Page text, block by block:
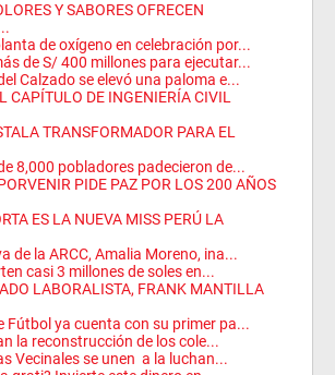
Y SABORES OFRECEN
de oxígeno en celebración por...
de S/ 400 millones para ejecutar...
Calzado se elevó una paloma e...
CAPÍTULO DE INGENIERÍA CIVIL
TRANSFORMADOR PARA EL
8,000 pobladores padecieron de...
PIDE PAZ POR LOS 200 AÑOS
ES LA NUEVA MISS PERÚ LA
de la ARCC, Amalia Moreno, ina...
casi 3 millones de soles en...
LABORALISTA, FRANK MANTILLA
Fútbol ya cuenta con su primer pa...
la reconstrucción de los cole...
Vecinales se unen a la luchan...